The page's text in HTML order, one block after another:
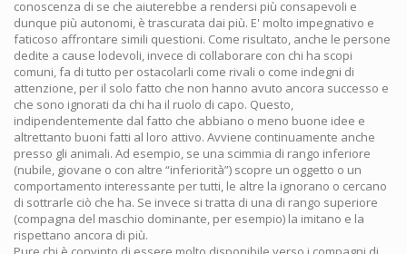
conoscenza di se che aiuterebbe a rendersi più consapevoli e
dunque più autonomi, è trascurata dai più. E' molto impegnativo e
faticoso affrontare simili questioni. Come risultato, anche le persone
dedite a cause lodevoli, invece di collaborare con chi ha scopi
comuni, fa di tutto per ostacolarli come rivali o come indegni di
attenzione, per il solo fatto che non hanno avuto ancora successo e
che sono ignorati da chi ha il ruolo di capo. Questo,
indipendentemente dal fatto che abbiano o meno buone idee e
altrettanto buoni fatti al loro attivo. Avviene continuamente anche
presso gli animali. Ad esempio, se una scimmia di rango inferiore
(nubile, giovane o con altre “inferiorità”) scopre un oggetto o un
comportamento interessante per tutti, le altre la ignorano o cercano
di sottrarle ciò che ha. Se invece si tratta di una di rango superiore
(compagna del maschio dominante, per esempio) la imitano e la
rispettano ancora di più.